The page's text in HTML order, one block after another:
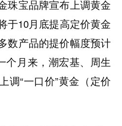
珠宝品牌宣布上调黄金
于10月底提高定价黄金
数产品的提价幅度预计
个月来，潮宏基、周生
调“一口价”黄金（定价